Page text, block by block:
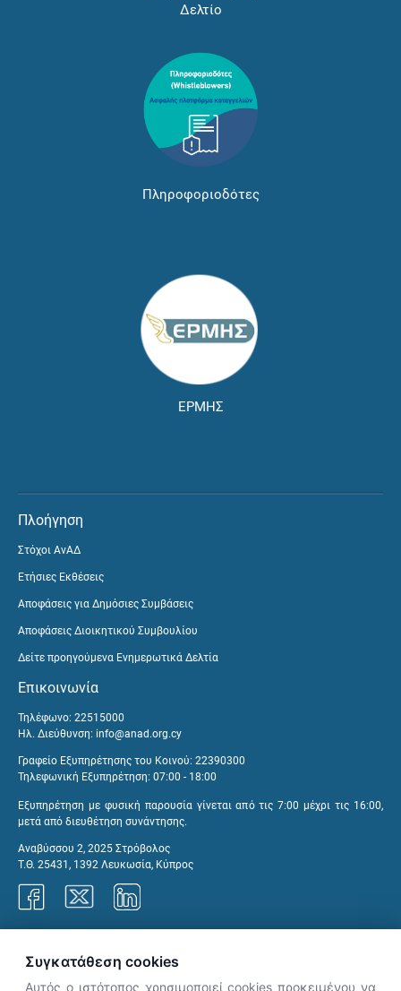
Δελτίο
Πληροφοριοδότες
ΕΡΜΗΣ
Πλοήγηση
Στόχοι ΑνΑΔ
Ετήσιες Εκθέσεις
Αποφάσεις για Δημόσιες Συμβάσεις
Αποφάσεις Διοικητικού Συμβουλίου
Δείτε προηγούμενα Ενημερωτικά Δελτία
Επικοινωνία
Τηλέφωνο: 22515000
Ηλ. Διεύθυνση: info@anad.org.cy
Γραφείο Εξυπηρέτησης του Κοινού: 22390300
Τηλεφωνική Εξυπηρέτηση: 07:00 - 18:00
Εξυπηρέτηση με φυσική παρουσία γίνεται από τις 7:00 μέχρι τις 16:00,
μετά από διευθέτηση συνάντησης.
Αναβύσσου 2, 2025 Στρόβολος
Τ.Θ. 25431, 1392 Λευκωσία, Κύπρος
Συγκατάθεση cookies
Αυτός ο ιστότοπος χρησιμοποιεί cookies προκειμένου να